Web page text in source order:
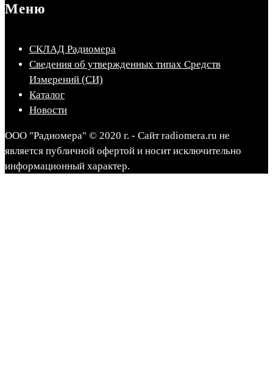
Меню
СКЛАД Радиомера
Сведения об утвержденных типах Средств
Измерений (СИ)
Каталог
Новости
ООО "Радиомера" © 2020 г. - Сайт radiomera.ru не
является публичной офертой и носит исключительно
информационный характер.